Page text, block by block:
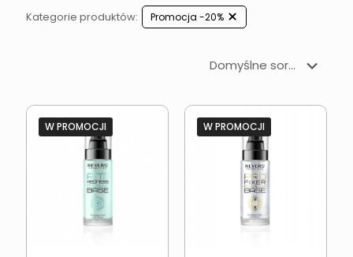
Kategorie produktów: Promocja -20%
W PROMOCJI W PROMOCJI